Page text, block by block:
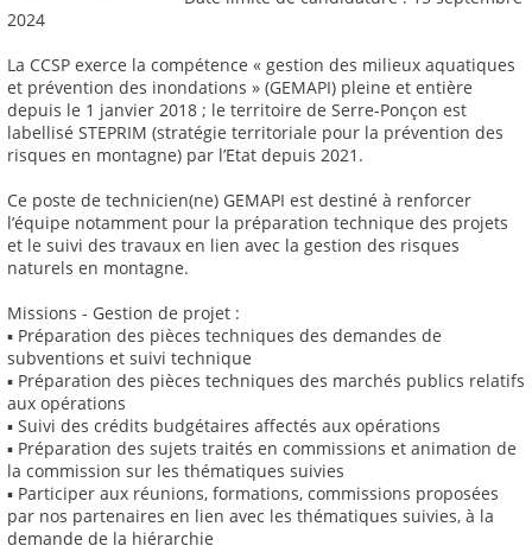
2024
La CCSP exerce la compétence « gestion des milieux aquatiques
et prévention des inondations » (GEMAPI) pleine et entière
depuis le 1 janvier 2018 ; le territoire de Serre-Ponçon est
labellisé STEPRIM (stratégie territoriale pour la prévention des
risques en montagne) par l’Etat depuis 2021.
Ce poste de technicien(ne) GEMAPI est destiné à renforcer
l’équipe notamment pour la préparation technique des projets
et le suivi des travaux en lien avec la gestion des risques
naturels en montagne.
Missions - Gestion de projet :
▪ Préparation des pièces techniques des demandes de
subventions et suivi technique
▪ Préparation des pièces techniques des marchés publics relatifs
aux opérations
▪ Suivi des crédits budgétaires affectés aux opérations
▪ Préparation des sujets traités en commissions et animation de
la commission sur les thématiques suivies
▪ Participer aux réunions, formations, commissions proposées
par nos partenaires en lien avec les thématiques suivies, à la
demande de la hiérarchie